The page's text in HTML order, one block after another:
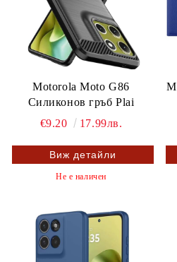
Motorola Moto G86
Силиконов гръб Plai
€9.20
17.99лв.
Виж детайли
Не е наличен